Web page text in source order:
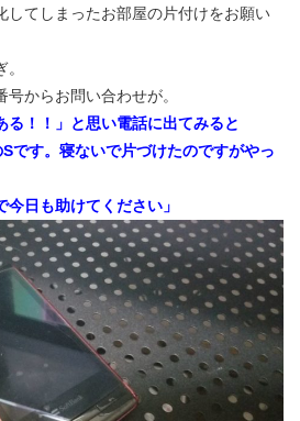
してしまったお部屋の片付けをお願い
からお問い合わせが。
る！！」と思い電話に出てみると
です。寝ないで片づけたのですがやっ
日も助けてください」